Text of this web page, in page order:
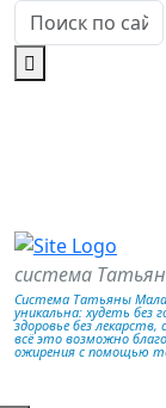
система
Система Татьяны
уникальна: худеть без
здоровье без
всё это возможно
ожирения с помощью